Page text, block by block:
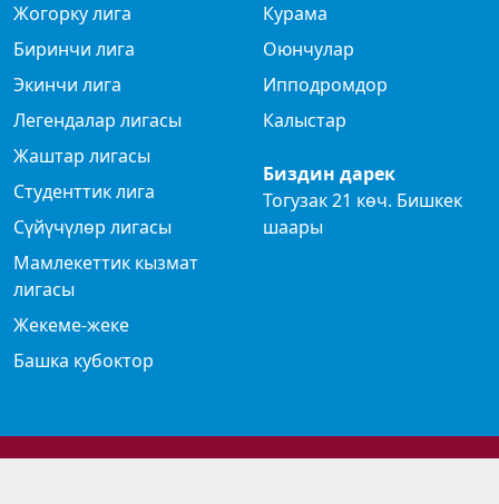
Жогорку лига
Биринчи лига
Экинчи лига
Легендалар лигасы
Жаштар лигасы
Студенттик лига
Сүйүчүлөр лигасы
Мамлекеттик кызмат
лигасы
Жекеме-жеке
Башка кубоктор
Курама
Оюнчулар
Ипподромдор
Калыстар
Биздин дарек
Тогузак 21 көч. Бишкек
шаары